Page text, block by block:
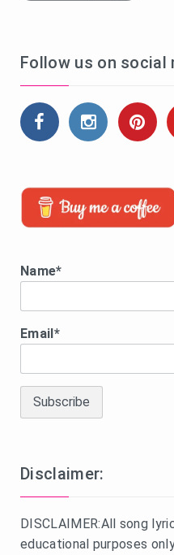
Follow us on social
Name*
Email*
Disclaimer:
DISCLAIMER:All song
educational purposes